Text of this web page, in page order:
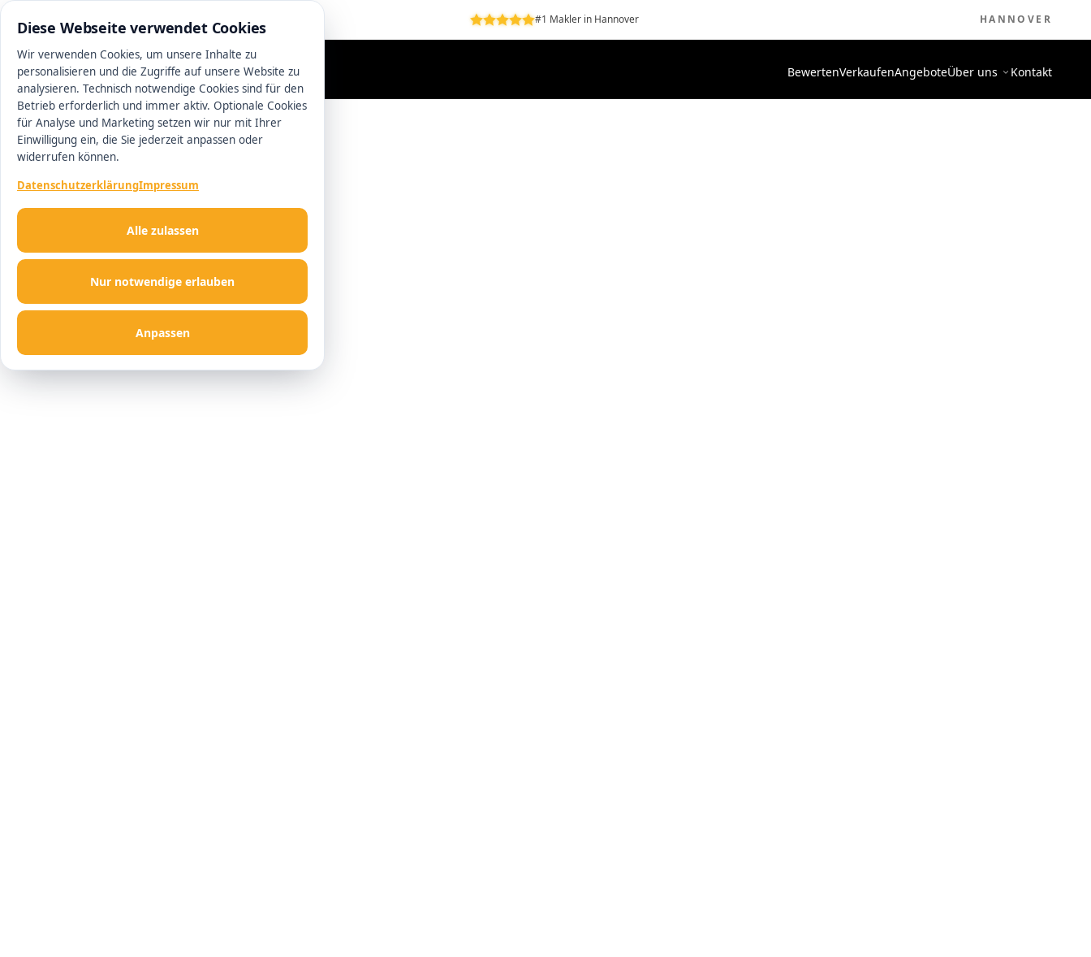
0511 13221100 #1 Makler in Hannover HANNOVER
BewertenVerkaufenAngeboteÜber uns Kontakt
Diese Webseite verwendet Cookies
Wir verwenden Cookies, um unsere Inhalte zu
personalisieren und die Zugriffe auf unsere Website zu
analysieren. Technisch notwendige Cookies sind für den
Betrieb erforderlich und immer aktiv. Optionale Cookies
für Analyse und Marketing setzen wir nur mit Ihrer
Einwilligung ein, die Sie jederzeit anpassen oder
widerrufen können.
DatenschutzerklärungImpressum
Nur notwendige erlauben
Anpassen
Alle zulassen